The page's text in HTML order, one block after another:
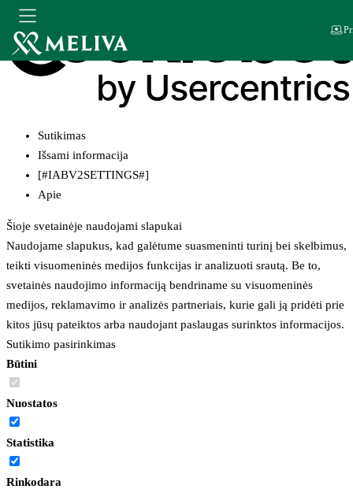
Sutikimas
Išsami informacija
[#IABV2SETTINGS#]
Apie
Šioje svetainėje naudojami slapukai
Naudojame slapukus, kad galėtume suasmeninti turinį bei skelbimus,
teikti visuomeninės medijos funkcijas ir analizuoti srautą. Be to,
svetainės naudojimo informaciją bendriname su visuomeninės
medijos, reklamavimo ir analizės partneriais, kurie gali ją pridėti prie
kitos jūsų pateiktos arba naudojant paslaugas surinktos informacijos.
Sutikimo pasirinkimas
Būtini
Nuostatos
Statistika
Rinkodara